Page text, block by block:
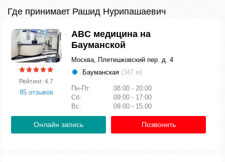
Где принимает Рашид Нурипашаевич
Рейтинг: 4.7
85 отзывов
ABC медицина на
Бауманской
Москва, Плетешковский пер. д. 4
Бауманская (347 м)
Пн-Пт:
08:00 - 20:00
Сб:
09:00 - 17:00
Вс:
09:00 - 15:00
Онлайн запись Позвонить